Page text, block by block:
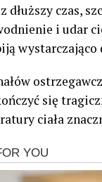
dłuższy czas,
i udar
wystarczająco
się
ciała